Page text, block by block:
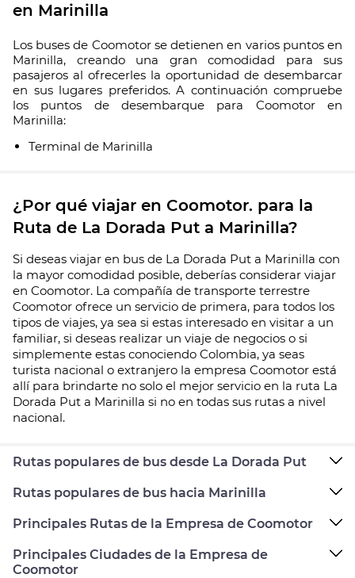
en Marinilla
Los buses de Coomotor se detienen en varios puntos en
Marinilla, creando una gran comodidad para sus
pasajeros al ofrecerles la oportunidad de desembarcar
en sus lugares preferidos. A continuación compruebe
los puntos de desembarque para Coomotor en
Marinilla:
Terminal de Marinilla
¿Por qué viajar en Coomotor. para la
Ruta de La Dorada Put a Marinilla?
Si deseas viajar en bus de La Dorada Put a Marinilla con
la mayor comodidad posible, deberías considerar viajar
en Coomotor. La compañía de transporte terrestre
Coomotor ofrece un servicio de primera, para todos los
tipos de viajes, ya sea si estas interesado en visitar a un
familiar, si deseas realizar un viaje de negocios o si
simplemente estas conociendo Colombia, ya seas
turista nacional o extranjero la empresa Coomotor está
allí para brindarte no solo el mejor servicio en la ruta La
Dorada Put a Marinilla si no en todas sus rutas a nivel
nacional.
Rutas populares de bus desde La Dorada Put
Rutas populares de bus hacia Marinilla
Principales Rutas de la Empresa de Coomotor
Principales Ciudades de la Empresa de
Coomotor